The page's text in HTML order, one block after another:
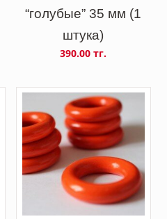
“голубые” 35 мм (1
штука)
390.00 тг.